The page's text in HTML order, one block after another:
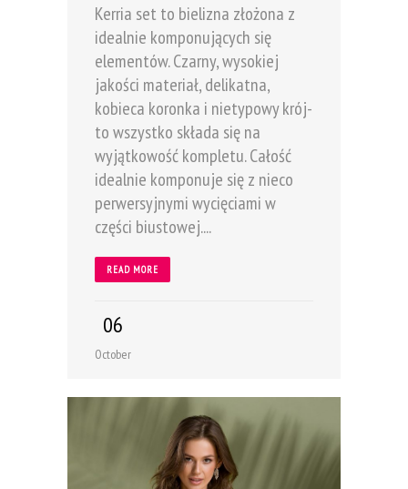
Kerria set to bielizna złożona z
idealnie komponujących się
elementów. Czarny, wysokiej
jakości materiał, delikatna,
kobieca koronka i nietypowy krój-
to wszystko składa się na
wyjątkowość kompletu. Całość
idealnie komponuje się z nieco
perwersyjnymi wycięciami w
części biustowej....
READ MORE
06
October